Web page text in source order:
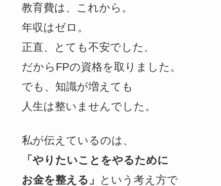
教育費は、これから。
年収はゼロ。
正直、とても不安でした 。
だからFPの資格を取りました。
でも、知識が増えても
人生は整いませんでした。
私が伝えているのは、
「やりたいことをやるために
お金を整える」 という考え方で